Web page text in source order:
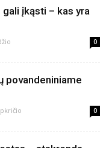
įkąsti – kas yra
0
povandeniniame
0